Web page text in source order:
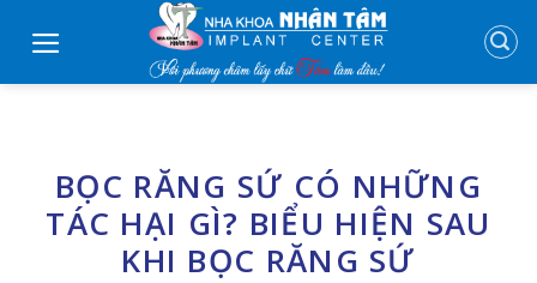
BỌC RĂNG SỨ CÓ NHỮNG
TÁC HẠI GÌ? BIỂU HIỆN SAU
KHI BỌC RĂNG SỨ